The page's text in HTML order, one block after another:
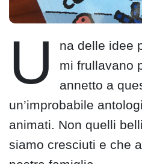
U
na delle idee
mi frullavano
annetto a
un’improbabile
animati. Non quelli
siamo cresciuti e che